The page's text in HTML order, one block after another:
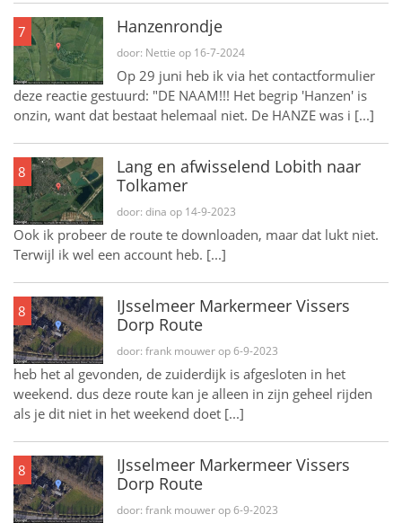
7 Hanzenrondje
door: Nettie op 16-7-2024
Op 29 juni heb ik via het contactformulier
deze reactie gestuurd: "DE NAAM!!! Het begrip 'Hanzen' is
onzin, want dat bestaat helemaal niet. De HANZE was i [...]
8
Lang en afwisselend Lobith naar
Tolkamer
door: dina op 14-9-2023
Ook ik probeer de route te downloaden, maar dat lukt niet.
Terwijl ik wel een account heb. [...]
8
IJsselmeer Markermeer Vissers
Dorp Route
door: frank mouwer op 6-9-2023
heb het al gevonden, de zuiderdijk is afgesloten in het
weekend. dus deze route kan je alleen in zijn geheel rijden
als je dit niet in het weekend doet [...]
8
IJsselmeer Markermeer Vissers
Dorp Route
door: frank mouwer op 6-9-2023